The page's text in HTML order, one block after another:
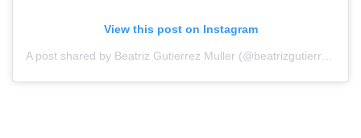
View this post on Instagram